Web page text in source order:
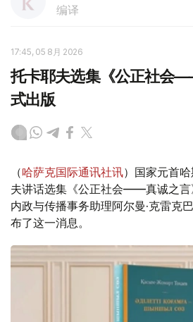
编译
17:45, 05 8月 2026
托卡耶夫选集《公正社会
式出版
（哈萨克国际通讯社讯）国家元首
夫讲话选集《公正社会——真诚之言
内政与传播事务助理阿尔曼·克雷克
布了这一消息。